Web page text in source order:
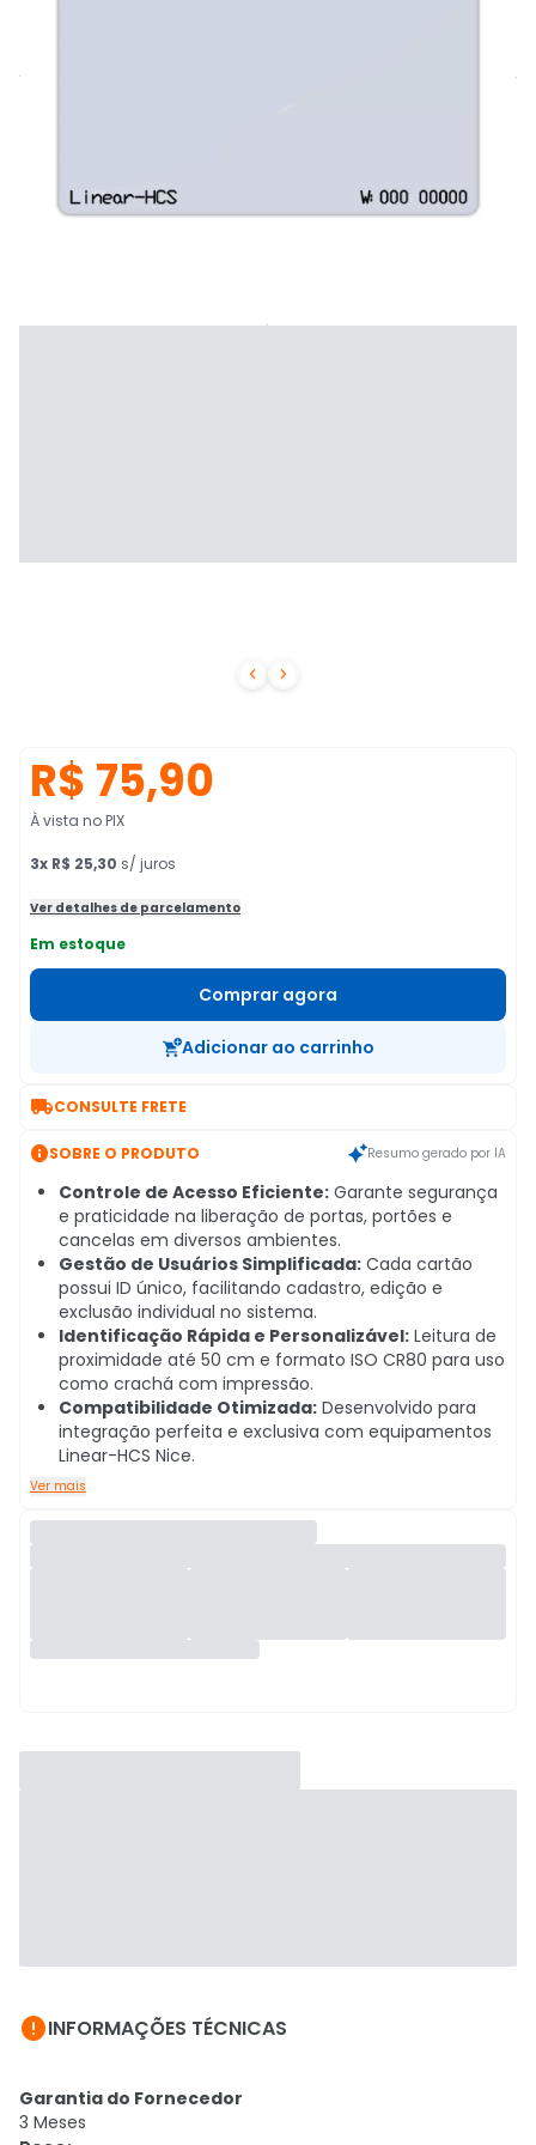
 
R$ 75,90
À vista no PIX
3x R$ 25,30 s/ juros
Ver detalhes de parcelamento
Em estoque
Comprar agora
Adicionar ao carrinho
CONSULTE FRETE
SOBRE O PRODUTO Resumo gerado por IA
Controle de Acesso Eficiente: Garante segurança
e praticidade na liberação de portas, portões e
cancelas em diversos ambientes.
Gestão de Usuários Simplificada: Cada cartão
possui ID único, facilitando cadastro, edição e
exclusão individual no sistema.
Identificação Rápida e Personalizável: Leitura de
proximidade até 50 cm e formato ISO CR80 para uso
como crachá com impressão.
Compatibilidade Otimizada: Desenvolvido para
integração perfeita e exclusiva com equipamentos
Linear-HCS Nice.
Ver mais
INFORMAÇÕES TÉCNICAS
Garantia do Fornecedor
3 Meses